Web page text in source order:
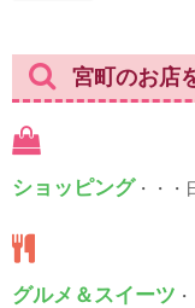
宮町のお店
ショッピング ・・
グルメ＆スイーツ